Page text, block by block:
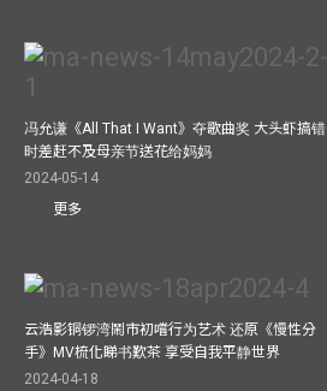
冯允谦《All That I Want》夺歌曲奖 大头虾搞错
时差赶不及母亲节送花给妈妈
2024-05-14
更多
云浩影铜锣湾鬧市初嚐行为艺术 还原《慢性分
手》MV梳化睇书歎茶 享受自我平静世界
2024-04-18